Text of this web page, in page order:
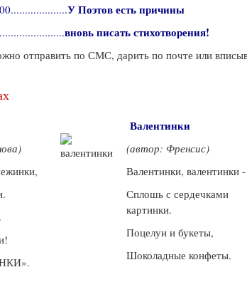
У Поэтов есть причины
вновь писать стихотворения!
отправить по СМС, дарить по почте или
Валентинки
(автор: Френсис)
Валентинки, валентинки -
Сплошь с сердечками
картинки.
Поцелуи и букеты,
Шоколадные конфеты.